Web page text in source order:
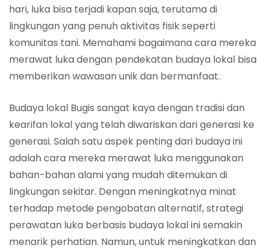
hari, luka bisa terjadi kapan saja, terutama di
lingkungan yang penuh aktivitas fisik seperti
komunitas tani. Memahami bagaimana cara mereka
merawat luka dengan pendekatan budaya lokal bisa
memberikan wawasan unik dan bermanfaat.
Budaya lokal Bugis sangat kaya dengan tradisi dan
kearifan lokal yang telah diwariskan dari generasi ke
generasi. Salah satu aspek penting dari budaya ini
adalah cara mereka merawat luka menggunakan
bahan-bahan alami yang mudah ditemukan di
lingkungan sekitar. Dengan meningkatnya minat
terhadap metode pengobatan alternatif, strategi
perawatan luka berbasis budaya lokal ini semakin
menarik perhatian. Namun, untuk meningkatkan dan